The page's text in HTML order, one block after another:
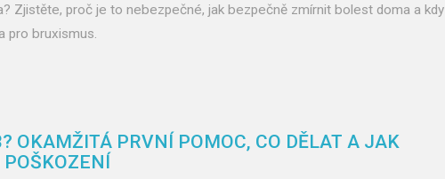
Zjistěte, proč je to nebezpečné, jak bezpečně zmírnit bolest doma a kdy
pro bruxismus.
OKAMŽITÁ PRVNÍ POMOC, CO DĚLAT A JAK